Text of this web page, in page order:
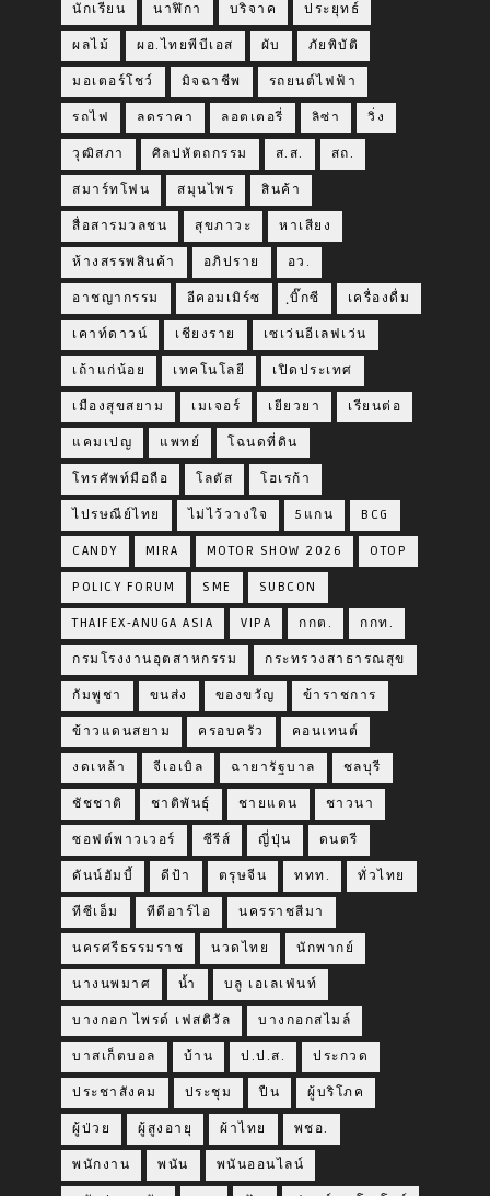
นักเรียน นาฬิกา บริจาค ประยุทธ์
ผลไม้ ผอ.ไทยพีบีเอส ผับ ภัยพิบัติ
มอเตอร์โชว์ มิจฉาชีพ รถยนต์ไฟฟ้า
รถไฟ ลดราคา ลอตเตอรี่ ลิซ่า วิ่ง
วุฒิสภา ศิลปหัตถกรรม ส.ส. สถ.
สมาร์ทโฟน สมุนไพร สินค้า
สื่อสารมวลชน สุขภาวะ หาเสียง
ห้างสรรพสินค้า อภิปราย อว.
อาชญากรรม อีคอมเมิร์ซ ฺบิ๊กซี เครื่องดื่ม
เคาท์ดาวน์ เชียงราย เซเว่นอีเลฟเว่น
เถ้าแก่น้อย เทคโนโลยี เปิดประเทศ
เมืองสุขสยาม เมเจอร์ เยียวยา เรียนต่อ
แคมเปญ แพทย์ โฉนดที่ดิน
โทรศัพท์มือถือ โลตัส โฮเรก้า
ไปรษณีย์ไทย ไม่ไว้วางใจ 5แกน BCG
CANDY MIRA MOTOR SHOW 2026 OTOP
POLICY FORUM SME SUBCON
THAIFEX-ANUGA ASIA VIPA กกต. กกท.
กรมโรงงานอุตสาหกรรม กระทรวงสาธารณสุข
กัมพูชา ขนส่ง ของขวัญ ข้าราชการ
ข้าวแดนสยาม ครอบครัว คอนเทนต์
งดเหล้า จีเอเบิล ฉายารัฐบาล ชลบุรี
ชัชชาติ ชาติพันธุ์ ชายแดน ชาวนา
ซอฟต์พาวเวอร์ ซีรีส์ ญี่ปุ่น ดนตรี
ดันน์ฮัมบี้ ดีป้า ตรุษจีน ททท. ทั่วไทย
ทีซีเอ็ม ทีดีอาร์ไอ นครราชสีมา
นครศรีธรรมราช นวดไทย นักพากย์
นางนพมาศ น้ำ บลู เอเลเฟ่นท์
บางกอก ไพรด์ เฟสติวัล บางกอกสไมล์
บาสเก็ตบอล บ้าน ป.ป.ส. ประกวด
ประชาสังคม ประชุม ปืน ผู้บริโภค
ผู้ป่วย ผู้สูงอายุ ผ้าไทย พชอ.
พนักงาน พนัน พนันออนไลน์